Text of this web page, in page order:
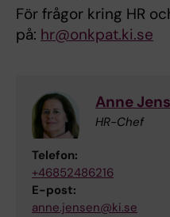
För frågor kring HR
på: hr@onkpat.ki.se
Anne
HR-Chef
Telefon:
+46852486216
E-post:
anne.jensen@ki.se